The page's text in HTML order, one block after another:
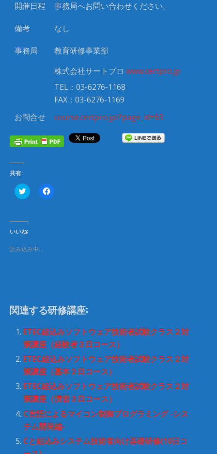
開催日程 事務局へお問い合わせください。
備考 なし
事務局
教育研修事業部
株式会社サートプロ www.certpro.jp
TEL：03-6276-1168
FAX：03-6276-1169
お問合せ
course.certpro.jp/?page_id=63
共有:
ク
リ
て
T
w
t
t
い
ウ
ン
ド
ウ
で
開
き
ま
す
F
a
ク
し
て
だ
さ
い
(
新
し
い
ウ
ン
ド
ウ
で
開
き
ま
す
いいね:
読み込み中…
関連する研修講座:
ETEC組込みソフトウェア技術者試験クラス２対
策講座（経験者３日コース）
ETEC組込みソフトウェア技術者試験クラス２対
策講座（基本２日コース）
ETEC組込みソフトウェア技術者試験クラス２対
策講座（演習３日コース）
C言語によるマイコン制御プログラミング -シス
テム開発編-
Cと組込みシステム技術者向け基礎研修(10日コ